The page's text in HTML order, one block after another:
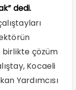
dedi.
birlikte çözüm
Kocaeli
Yardımcısı